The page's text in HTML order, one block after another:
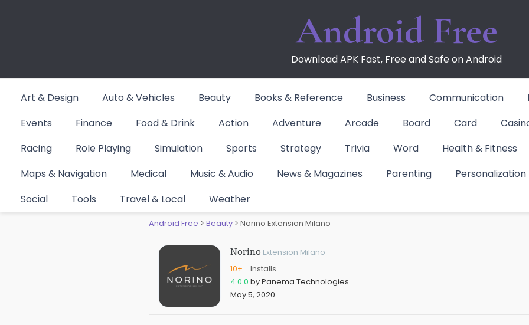
Android Free
Download APK Fast, Free and Safe on Android
Art & Design Auto & Vehicles Beauty Books & Reference Business Communication
Events
Finance Food & Drink Action Adventure Arcade Board Card
Racing
Role Playing Simulation Sports Strategy Trivia Word
Health & Fitness
Maps & Navigation
Medical Music & Audio News & Magazines Parenting
Personalization
Social
Tools Travel & Local Weather
Norino Extension Milano
Android Free > Beauty > Norino Extension Milano
Norino Extension Milano
10+
Installs
4.0.0 byPanema Technologies
May 5, 2020